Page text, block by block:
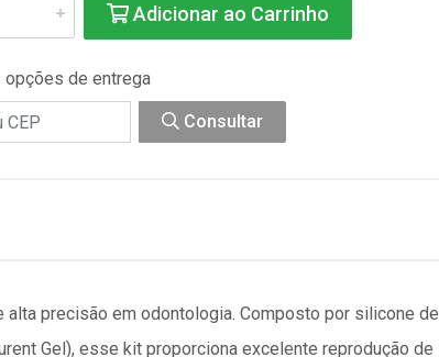
Adicionar ao Carrinho
opções de entrega
Consultar
alta precisão em odontologia. Composto por silicone de
Gel), esse kit proporciona excelente reprodução de